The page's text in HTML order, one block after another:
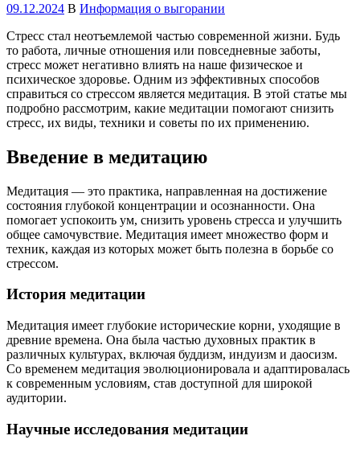
09.12.2024 В Информация о выгорании
Стресс стал неотъемлемой частью современной жизни. Будь
то работа, личные отношения или повседневные заботы,
стресс может негативно влиять на наше физическое и
психическое здоровье. Одним из эффективных способов
справиться со стрессом является медитация. В этой статье мы
подробно рассмотрим, какие медитации помогают снизить
стресс, их виды, техники и советы по их применению.
Введение в медитацию
Медитация — это практика, направленная на достижение
состояния глубокой концентрации и осознанности. Она
помогает успокоить ум, снизить уровень стресса и улучшить
общее самочувствие. Медитация имеет множество форм и
техник, каждая из которых может быть полезна в борьбе со
стрессом.
История медитации
Медитация имеет глубокие исторические корни, уходящие в
древние времена. Она была частью духовных практик в
различных культурах, включая буддизм, индуизм и даосизм.
Со временем медитация эволюционировала и адаптировалась
к современным условиям, став доступной для широкой
аудитории.
Научные исследования медитации